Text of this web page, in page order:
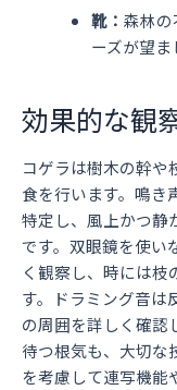
靴： 森林
ーズが望ま
効果的な観
コゲラは樹木の幹や
食を行います。鳴き
特定し、風上かつ静
です。双眼鏡を使い
く観察し、時には枝
す。ドラミング音は
の周囲を詳しく確認
待つ根気も、大切な
を考慮して連写機能